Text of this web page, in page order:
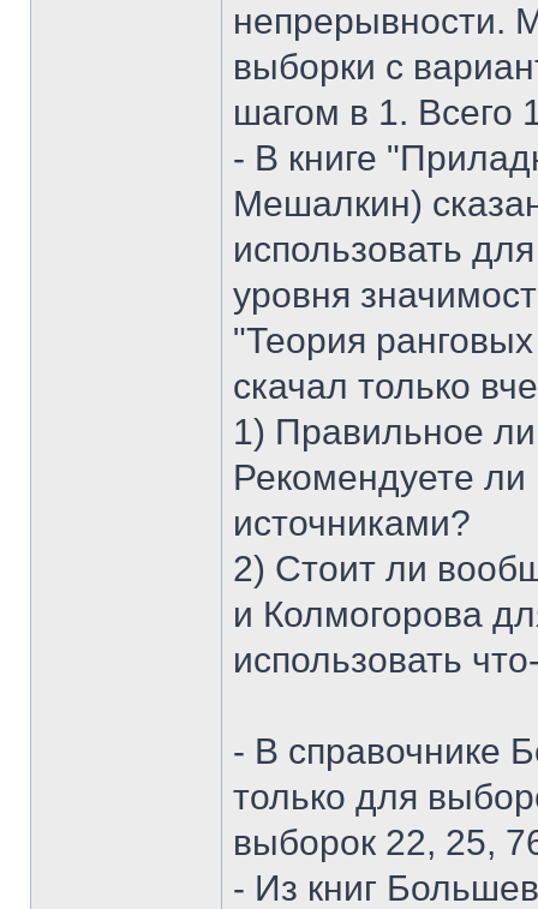
непрерывности.
выборки с
шагом в 1. Всего
- В книге
Мешалкин)
использовать
уровня
"Теория
скачал только
1) Правильное
Рекомендуете
источниками?
2) Стоит ли
и Колмогорова
использовать
- В справочнике
только для
выборок 22, 25,
- Из книг